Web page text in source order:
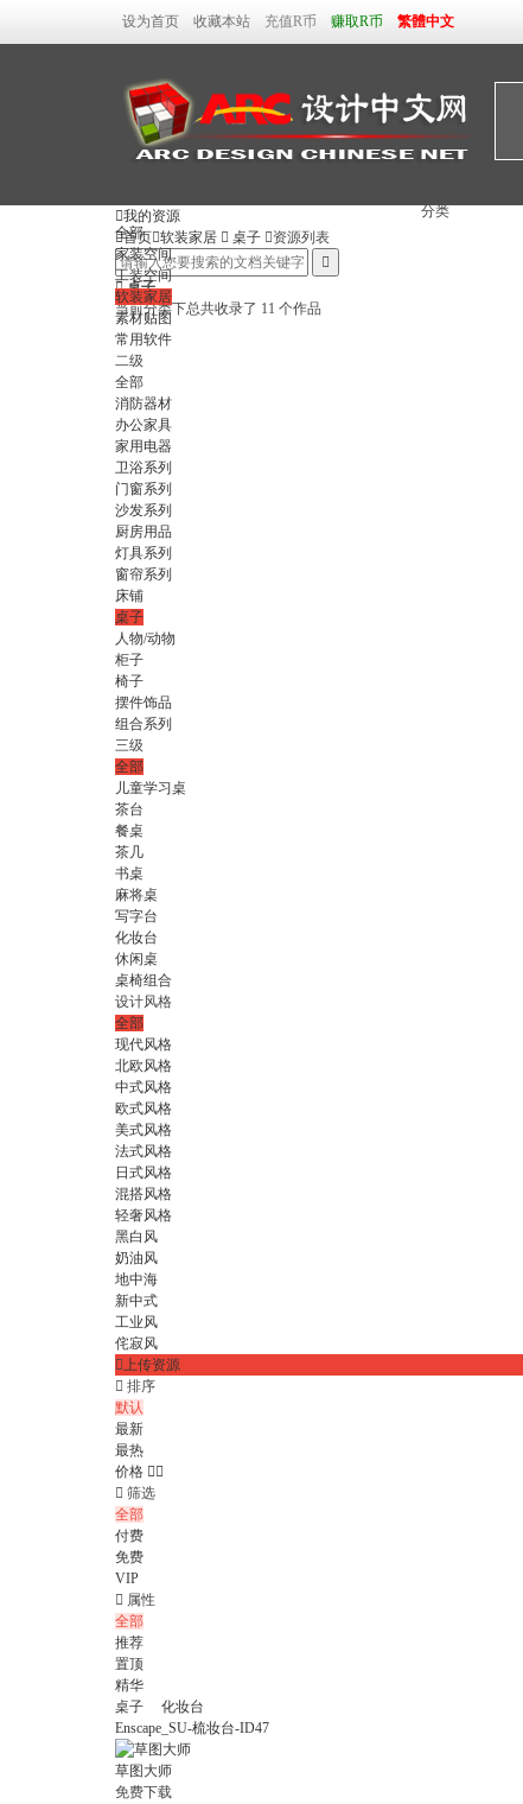
设为首页 收藏本站 充值R币 赚取R币 繁體中文
我的资源
首页软装家居  桌子 资源列表

桌子
当前分类下总共收录了 11 个作品
分类
全部
家装空间
工装空间
软装家居
素材贴图
常用软件
二级
全部
消防器材
办公家具
家用电器
卫浴系列
门窗系列
沙发系列
厨房用品
灯具系列
窗帘系列
床铺
桌子
人物/动物
柜子
椅子
摆件饰品
组合系列
三级
全部
儿童学习桌
茶台
餐桌
茶几
书桌
麻将桌
写字台
化妆台
休闲桌
桌椅组合
设计风格
全部
现代风格
北欧风格
中式风格
欧式风格
美式风格
法式风格
日式风格
混搭风格
轻奢风格
黑白风
奶油风
地中海
新中式
工业风
侘寂风
上传资源
 排序
默认
最新
最热
价格 
 筛选
全部
付费
免费
VIP
 属性
全部
推荐
置顶
精华
桌子
化妆台
Enscape_SU-梳妆台-ID47
草图大师
免费下载